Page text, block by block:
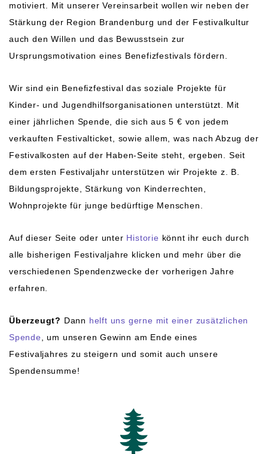
motiviert. Mit unserer Vereinsarbeit wollen wir neben der
Stärkung der Region Brandenburg und der Festivalkultur
auch den Willen und das Bewusstsein zur
Ursprungsmotivation eines Benefizfestivals fördern.
Wir sind ein Benefizfestival das soziale Projekte für
Kinder- und Jugendhilfsorganisationen unterstützt. Mit
einer jährlichen Spende, die sich aus 5 € von jedem
verkauften Festivalticket, sowie allem, was nach Abzug der
Festivalkosten auf der Haben-Seite steht, ergeben. Seit
dem ersten Festivaljahr unterstützen wir Projekte z. B.
Bildungsprojekte, Stärkung von Kinderrechten,
Wohnprojekte für junge bedürftige Menschen.
Auf dieser Seite oder unter Historie könnt ihr euch durch
alle bisherigen Festivaljahre klicken und mehr über die
verschiedenen Spendenzwecke der vorherigen Jahre
erfahren.
Überzeugt? Dann helft uns gerne mit einer zusätzlichen
Spende
, um unseren Gewinn am Ende eines
Festivaljahres zu steigern und somit auch unsere
Spendensumme!